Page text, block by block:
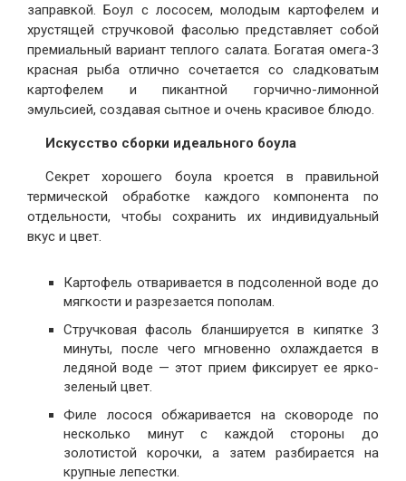
заправкой. Боул с лососем, молодым картофелем и
хрустящей стручковой фасолью представляет собой
премиальный вариант теплого салата. Богатая омега-3
красная рыба отлично сочетается со сладковатым
картофелем и пикантной горчично-лимонной
эмульсией, создавая сытное и очень красивое блюдо.
Искусство сборки идеального боула
Секрет хорошего боула кроется в правильной
термической обработке каждого компонента по
отдельности, чтобы сохранить их индивидуальный
вкус и цвет.
Картофель отваривается в подсоленной воде до
мягкости и разрезается пополам.
Стручковая фасоль бланшируется в кипятке 3
минуты, после чего мгновенно охлаждается в
ледяной воде — этот прием фиксирует ее ярко-
зеленый цвет.
Филе лосося обжаривается на сковороде по
несколько минут с каждой стороны до
золотистой корочки, а затем разбирается на
крупные лепестки.